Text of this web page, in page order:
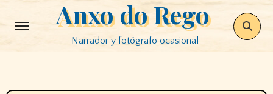
al
Anxo do Rego
Narrador y fotógrafo ocasional